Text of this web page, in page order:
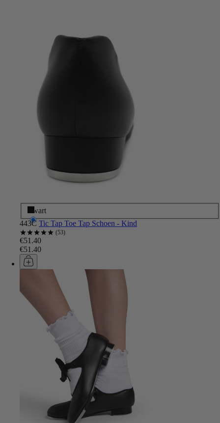
Zwart
443C Tic Tap Toe Tap Schoen - Kind
53
€51.40
€51.40